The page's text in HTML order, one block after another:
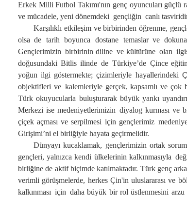
Erkek Milli Futbol Takımı'nın genç oyuncuları güçlü
ve mücadele, yeni dönemdeki gençliğin canlı
Karşılıklı etkileşim vebirbirindenöğrenme,
olsa de tarih boyunca dostane temaslarve
Gençlerimizin birbirinin dilineve kültürüne olan
doğusundaki Bitlis ilindede Türkiye’deÇince
yoğun ilgi göstermekte; çizimleriyle hayallerindeki
objektifleri vekalemleriyle gerçek, kapsamlı ve çok
Türk okuyucularla buluşturarak büyük yankı
Merkezi ise medeniyetlerimizin diyalog kurması ve
çiçek açması ve serpilmesi için gençlerimiz
Girişimi’ni el birliğiyle hayata geçirmelidir.
Dünyayı kucaklamak, gençlerimizin ortak
gençleri, yalnızca kendi ülkelerinin kalkınmasıyla
birliğinede aktif biçimde katılmaktadır. Türk genç
verimli görüşmelerde, herkes Çin'in uluslararası ve
kalkınması için daha büyük bir rol üstlenmesini arzu